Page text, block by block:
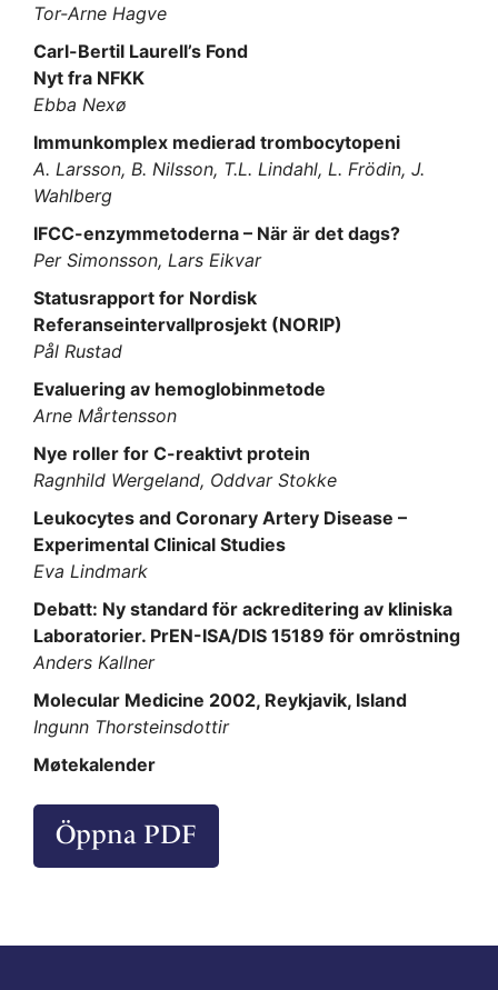
Tor-Arne Hagve
Carl-Bertil Laurell’s Fond
Nyt fra NFKK
Ebba Nexø
Immunkomplex medierad trombocytopeni
A. Larsson, B. Nilsson, T.L. Lindahl, L. Frödin, J.
Wahlberg
IFCC-enzymmetoderna – När är det dags?
Per Simonsson, Lars Eikvar
Statusrapport for Nordisk
Referanseintervallprosjekt (NORIP)
Pål Rustad
Evaluering av hemoglobinmetode
Arne Mårtensson
Nye roller for C-reaktivt protein
Ragnhild Wergeland, Oddvar Stokke
Leukocytes and Coronary Artery Disease –
Experimental Clinical Studies
Eva Lindmark
Debatt: Ny standard för ackreditering av kliniska
Laboratorier. PrEN-ISA/DIS 15189 för omröstning
Anders Kallner
Molecular Medicine 2002, Reykjavik, Island
Ingunn Thorsteinsdottir
Møtekalender
Öppna PDF